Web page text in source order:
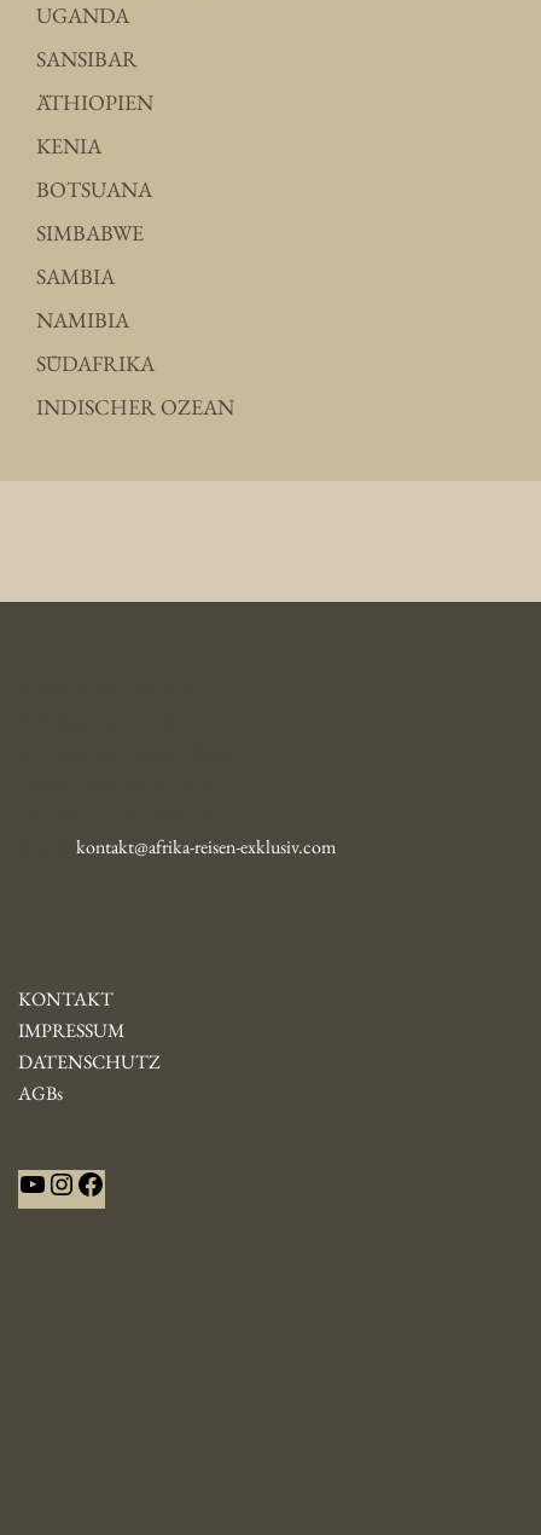
UGANDA
SANSIBAR
ÄTHIOPIEN
KENIA
BOTSUANA
SIMBABWE
SAMBIA
NAMIBIA
SÜDAFRIKA
INDISCHER OZEAN
kontakt@afrika-reisen-exklusiv.com
KONTAKT
IMPRESSUM
DATENSCHUTZ
AGBs